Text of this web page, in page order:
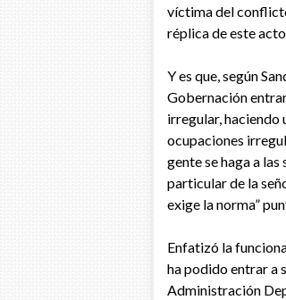
víctima del
réplica de este
Y es que, según
Gobernación
irregular, haciendo
ocupaciones
gente se haga a
particular de la
exige la norma”
Enfatizó la
ha podido entrar a
Administración